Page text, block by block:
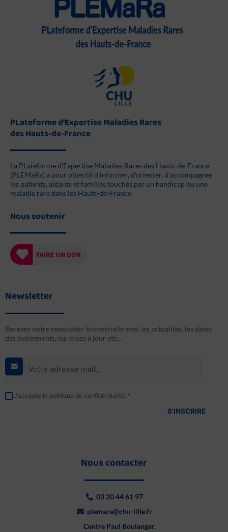
PLateforme d’Expertise Maladies Rares
des Hauts-de-France
La PLateforme d’Expertise Maladies Rares des Hauts-de-France
(PLEMaRa) a pour objectif d’informer, d’orienter, d’accompagner
les patients, aidants et familles touchés par un handicap ou une
maladie rare dans les Hauts-de-France.
Nous soutenir
Newsletter
Recevez notre newsletter bimestrielle avec les actualités, les dates
des évènements, les mises à jour etc…
E-
mail
RGPD
J’accepte la politique de confidentialité. *
Nous contacter
03 20 44 61 97
plemara@chu-lille.fr
Centre Paul Boulanger,